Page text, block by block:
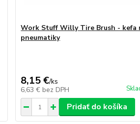
Work Stuff Willy Tire Brush - kefa
pneumatiky
8,15 €/ks
6,63 € bez DPH
Pridať do košíka